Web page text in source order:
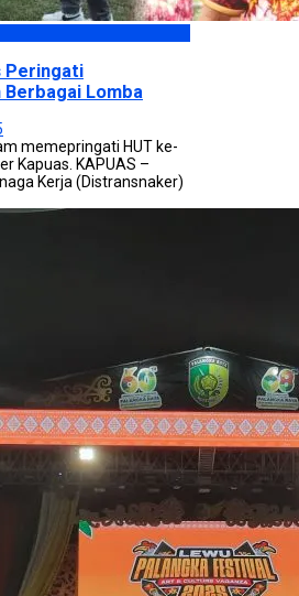
Peringati
Lomba
memepringati HUT ke-
Kapuas. KAPUAS –
Kerja (Distransnaker)